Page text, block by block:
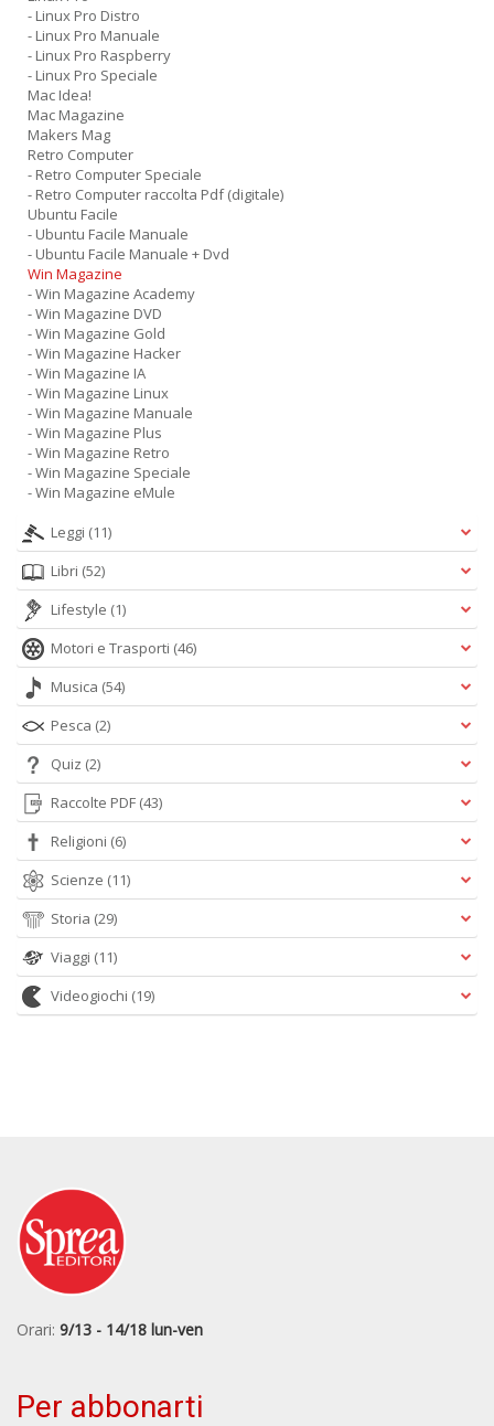
- Linux Pro Distro
- Linux Pro Manuale
- Linux Pro Raspberry
- Linux Pro Speciale
Mac Idea!
Mac Magazine
Makers Mag
Retro Computer
- Retro Computer Speciale
- Retro Computer raccolta Pdf (digitale)
Ubuntu Facile
- Ubuntu Facile Manuale
- Ubuntu Facile Manuale + Dvd
Win Magazine
- Win Magazine Academy
- Win Magazine DVD
- Win Magazine Gold
- Win Magazine Hacker
- Win Magazine IA
- Win Magazine Linux
- Win Magazine Manuale
- Win Magazine Plus
- Win Magazine Retro
- Win Magazine Speciale
- Win Magazine eMule
Leggi (11)
Libri (52)
Lifestyle (1)
Motori e Trasporti (46)
Musica (54)
Pesca (2)
Quiz (2)
Raccolte PDF (43)
Religioni (6)
Scienze (11)
Storia (29)
Viaggi (11)
Videogiochi (19)
Orari: 9/13 - 14/18 lun-ven
Per abbonarti